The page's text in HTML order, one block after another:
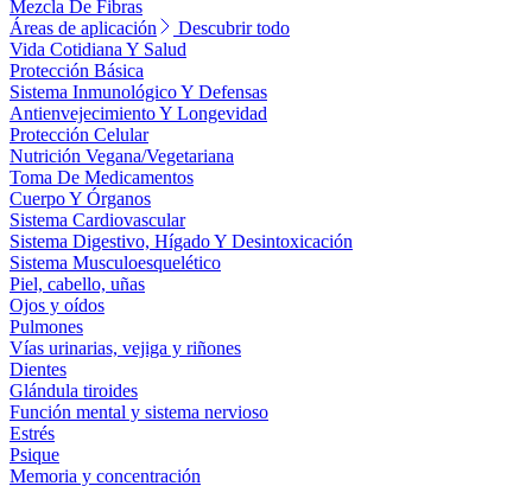
Mezcla De Fibras
Áreas de aplicación
Descubrir todo
Vida Cotidiana Y Salud
Protección Básica
Sistema Inmunológico Y Defensas
Antienvejecimiento Y Longevidad
Protección Celular
Nutrición Vegana/Vegetariana
Toma De Medicamentos
Cuerpo Y Órganos
Sistema Cardiovascular
Sistema Digestivo, Hígado Y Desintoxicación
Sistema Musculoesquelético
Piel, cabello, uñas
Ojos y oídos
Pulmones
Vías urinarias, vejiga y riñones
Dientes
Glándula tiroides
Función mental y sistema nervioso
Estrés
Psique
Memoria y concentración